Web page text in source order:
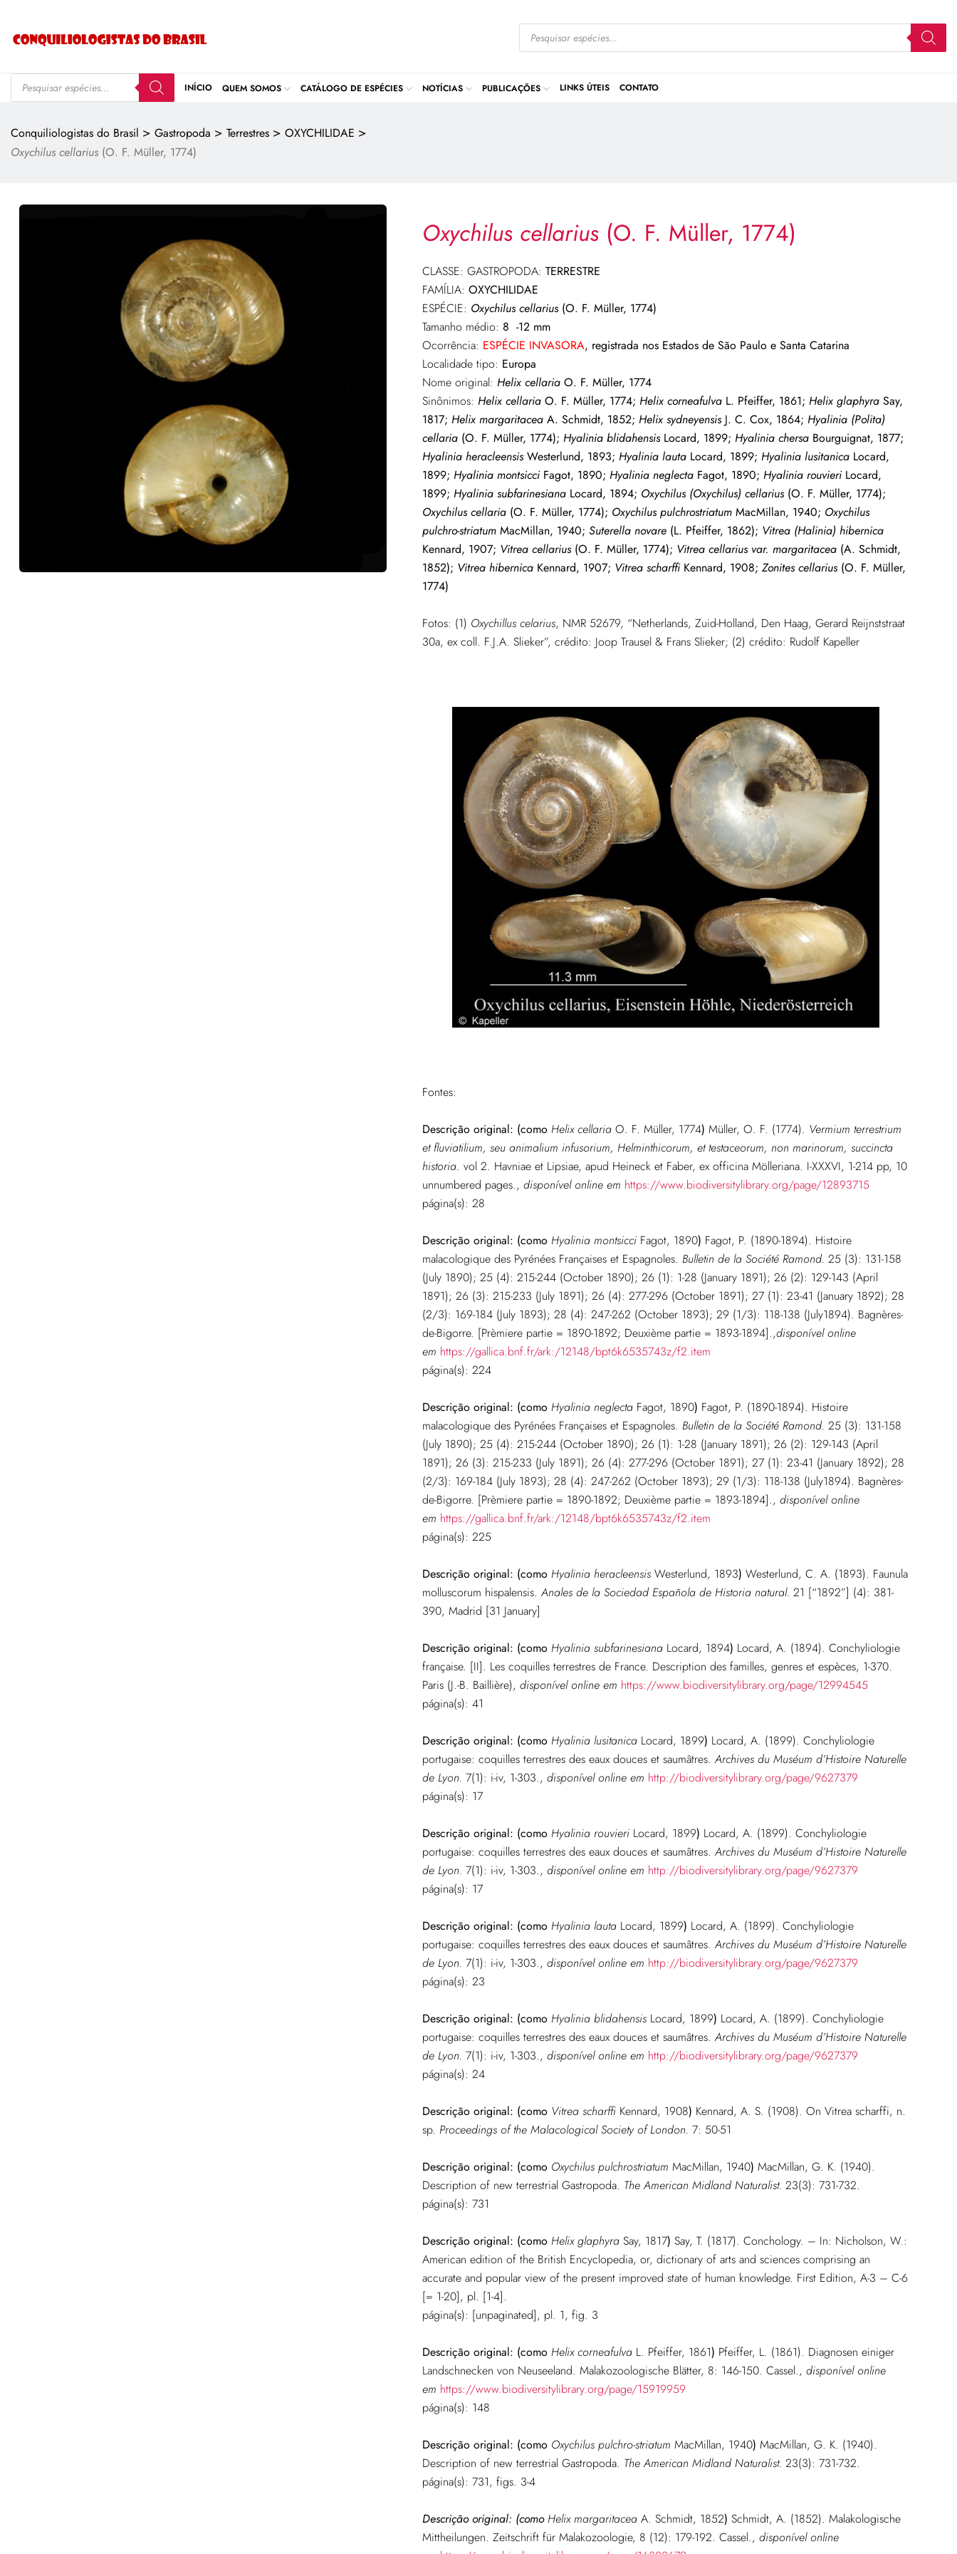
INÍCIO QUEM SOMOS CATÁLOGO DE ESPÉCIES NOTÍCIAS PUBLICAÇÕES LINKS ÚTEIS CONTATO
Conquiliologistas do Brasil > Gastropoda > Terrestres > OXYCHILIDAE >
Oxychilus cellarius (O. F. Müller, 1774)
Oxychilus cellarius(O. F. Müller, 1774)
CLASSE: GASTROPODA: TERRESTRE
FAMÍLIA: OXYCHILIDAE
ESPÉCIE: Oxychilus cellarius(O. F. Müller, 1774)
Tamanho médio: 8 -12 mm
Ocorrência: ESPÉCIE INVASORA, registrada nos Estados de São Paulo e Santa Catarina
Localidade tipo: Europa
Nome original: Helix cellariaO. F. Müller, 1774
Sinônimos: Helix cellariaO. F. Müller, 1774; Helix corneafulvaL. Pfeiffer, 1861; Helix glaphyraSay,
1817; Helix margaritaceaA. Schmidt, 1852; Helix sydneyensisJ. C. Cox, 1864; Hyalinia (Polita)
cellaria(O. F. Müller, 1774); Hyalinia blidahensisLocard, 1899; Hyalinia chersaBourguignat, 1877;
Hyalinia heracleensisWesterlund, 1893; Hyalinia lautaLocard, 1899; Hyalinia lusitanicaLocard,
1899; Hyalinia montsicciFagot, 1890; Hyalinia neglectaFagot, 1890; Hyalinia rouvieriLocard,
1899; Hyalinia subfarinesianaLocard, 1894; Oxychilus (Oxychilus) cellarius(O. F. Müller, 1774);
Oxychilus cellaria(O. F. Müller, 1774); Oxychilus pulchrostriatumMacMillan, 1940; Oxychilus
pulchro-striatumMacMillan, 1940; Suterella novare(L. Pfeiffer, 1862); Vitrea (Halinia) hibernica
Kennard, 1907; Vitrea cellarius(O. F. Müller, 1774); Vitrea cellarius var. margaritacea(A. Schmidt,
1852); Vitrea hibernicaKennard, 1907; Vitrea scharffiKennard, 1908; Zonites cellarius(O. F. Müller,
1774)
Fotos: (1) Oxychillus celarius, NMR 52679, “Netherlands, Zuid-Holland, Den Haag, Gerard Reijnststraat
30a, ex coll. F.J.A. Slieker”, crédito: Joop Trausel & Frans Slieker; (2) crédito: Rudolf Kapeller
Fontes:
Descrição original: (como Helix cellariaO. F. Müller, 1774) Müller, O. F. (1774). Vermium terrestrium
et fluviatilium, seu animalium infusorium, Helminthicorum, et testaceorum, non marinorum, succincta
historia. vol 2. Havniae et Lipsiae, apud Heineck et Faber, ex officina Mölleriana. I-XXXVI, 1-214 pp, 10
unnumbered pages., disponível online em https://www.biodiversitylibrary.org/page/12893715
página(s): 28
Descrição original: (como Hyalinia montsicciFagot, 1890) Fagot, P. (1890-1894). Histoire
malacologique des Pyrénées Françaises et Espagnoles. Bulletin de la Société Ramond. 25 (3): 131-158
(July 1890); 25 (4): 215-244 (October 1890); 26 (1): 1-28 (January 1891); 26 (2): 129-143 (April
1891); 26 (3): 215-233 (July 1891); 26 (4): 277-296 (October 1891); 27 (1): 23-41 (January 1892); 28
(2/3): 169-184 (July 1893); 28 (4): 247-262 (October 1893); 29 (1/3): 118-138 (July1894). Bagnères-
de-Bigorre. [Prèmiere partie = 1890-1892; Deuxième partie = 1893-1894].,disponível online
em https://gallica.bnf.fr/ark:/12148/bpt6k6535743z/f2.item
página(s): 224
Descrição original: (como Hyalinia neglectaFagot, 1890) Fagot, P. (1890-1894). Histoire
malacologique des Pyrénées Françaises et Espagnoles. Bulletin de la Société Ramond. 25 (3): 131-158
(July 1890); 25 (4): 215-244 (October 1890); 26 (1): 1-28 (January 1891); 26 (2): 129-143 (April
1891); 26 (3): 215-233 (July 1891); 26 (4): 277-296 (October 1891); 27 (1): 23-41 (January 1892); 28
(2/3): 169-184 (July 1893); 28 (4): 247-262 (October 1893); 29 (1/3): 118-138 (July1894). Bagnères-
de-Bigorre. [Prèmiere partie = 1890-1892; Deuxième partie = 1893-1894]., disponível online
em https://gallica.bnf.fr/ark:/12148/bpt6k6535743z/f2.item
página(s): 225
Descrição original: (como Hyalinia heracleensisWesterlund, 1893) Westerlund, C. A. (1893). Faunula
molluscorum hispalensis. Anales de la Sociedad Española de Historia natural. 21 [“1892”] (4): 381-
390, Madrid [31 January]
Descrição original: (como Hyalinia subfarinesianaLocard, 1894) Locard, A. (1894). Conchyliologie
française. [II]. Les coquilles terrestres de France. Description des familles, genres et espèces, 1-370.
Paris (J.-B. Baillière), disponível online em https://www.biodiversitylibrary.org/page/12994545
página(s): 41
Descrição original: (como Hyalinia lusitanicaLocard, 1899) Locard, A. (1899). Conchyliologie
portugaise: coquilles terrestres des eaux douces et saumâtres. Archives du Muséum d’Histoire Naturelle
de Lyon. 7(1): i-iv, 1-303., disponível online em http://biodiversitylibrary.org/page/9627379
página(s): 17
Descrição original: (como Hyalinia rouvieriLocard, 1899) Locard, A. (1899). Conchyliologie
portugaise: coquilles terrestres des eaux douces et saumâtres. Archives du Muséum d’Histoire Naturelle
de Lyon. 7(1): i-iv, 1-303., disponível online em http://biodiversitylibrary.org/page/9627379
página(s): 17
Descrição original: (como Hyalinia lautaLocard, 1899) Locard, A. (1899). Conchyliologie
portugaise: coquilles terrestres des eaux douces et saumâtres. Archives du Muséum d’Histoire Naturelle
de Lyon. 7(1): i-iv, 1-303., disponível online em http://biodiversitylibrary.org/page/9627379
página(s): 23
Descrição original: (como Hyalinia blidahensisLocard, 1899) Locard, A. (1899). Conchyliologie
portugaise: coquilles terrestres des eaux douces et saumâtres. Archives du Muséum d’Histoire Naturelle
de Lyon. 7(1): i-iv, 1-303., disponível online em http://biodiversitylibrary.org/page/9627379
página(s): 24
Descrição original: (como Vitrea scharffiKennard, 1908) Kennard, A. S. (1908). On Vitrea scharffi, n.
sp. Proceedings of the Malacological Society of London. 7: 50-51
Descrição original: (como Oxychilus pulchrostriatum MacMillan, 1940) MacMillan, G. K. (1940).
Description of new terrestrial Gastropoda. The American Midland Naturalist. 23(3): 731-732.
página(s): 731
Descrição original: (como Helix glaphyraSay, 1817) Say, T. (1817). Conchology. – In: Nicholson, W.:
American edition of the British Encyclopedia, or, dictionary of arts and sciences comprising an
accurate and popular view of the present improved state of human knowledge. First Edition, A-3 – C-6
[= 1-20], pl. [1-4].
página(s): [unpaginated], pl. 1, fig. 3
Descrição original: (como Helix corneafulvaL. Pfeiffer, 1861) Pfeiffer, L. (1861). Diagnosen einiger
Landschnecken von Neuseeland. Malakozoologische Blätter, 8: 146-150. Cassel., disponível online
em https://www.biodiversitylibrary.org/page/15919959
página(s): 148
Descrição original: (como Oxychilus pulchro-striatum MacMillan, 1940) MacMillan, G. K. (1940).
Description of new terrestrial Gastropoda. The American Midland Naturalist. 23(3): 731-732.
página(s): 731, figs. 3-4
Descrição original: (como Helix margaritaceaA. Schmidt, 1852) Schmidt, A. (1852). Malakologische
Mittheilungen. Zeitschrift für Malakozoologie, 8 (12): 179-192. Cassel., disponível online